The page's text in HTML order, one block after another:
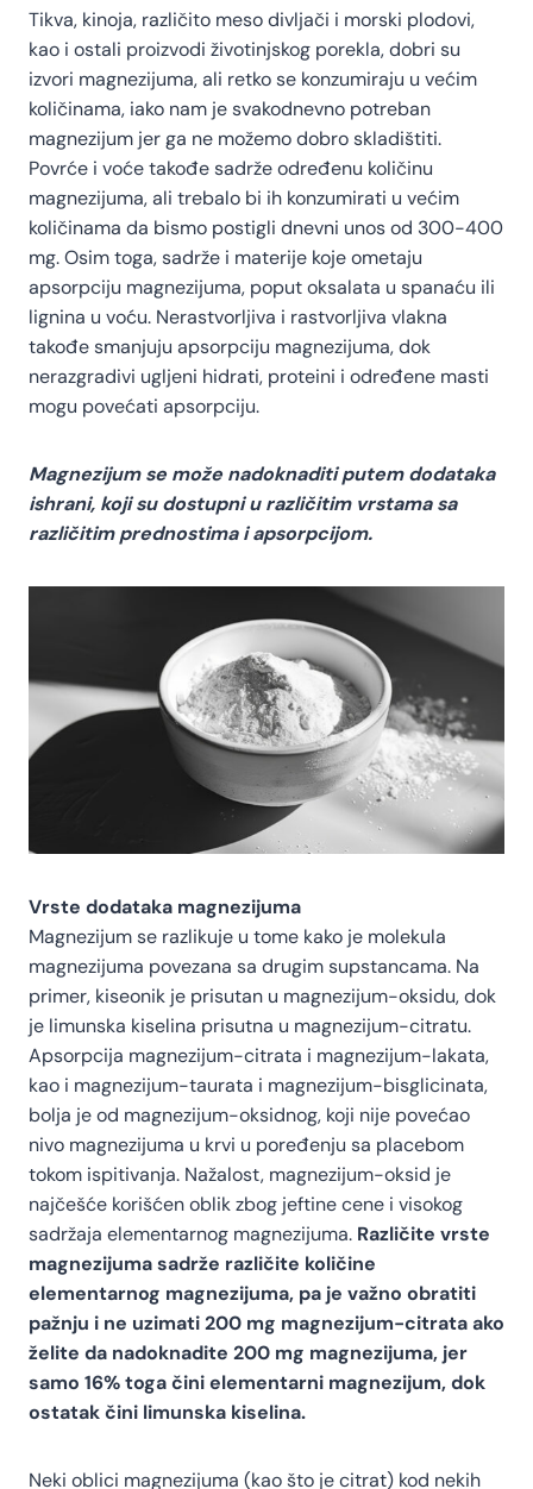
Tikva, kinoja, različito meso divljači i morski plodovi,
kao i ostali proizvodi životinjskog porekla, dobri su
izvori magnezijuma, ali retko se konzumiraju u većim
količinama, iako nam je svakodnevno potreban
magnezijum jer ga ne možemo dobro skladištiti.
Povrće i voće takođe sadrže određenu količinu
magnezijuma, ali trebalo bi ih konzumirati u većim
količinama da bismo postigli dnevni unos od 300-400
mg. Osim toga, sadrže i materije koje ometaju
apsorpciju magnezijuma, poput oksalata u spanaću ili
lignina u voću. Nerastvorljiva i rastvorljiva vlakna
takođe smanjuju apsorpciju magnezijuma, dok
nerazgradivi ugljeni hidrati, proteini i određene masti
mogu povećati apsorpciju.
Magnezijum se može nadoknaditi putem dodataka
ishrani, koji su dostupni u različitim vrstama sa
različitim prednostima i apsorpcijom.
Vrste dodataka magnezijuma
Magnezijum se razlikuje u tome kako je molekula
magnezijuma povezana sa drugim supstancama. Na
primer, kiseonik je prisutan u magnezijum-oksidu, dok
je limunska kiselina prisutna u magnezijum-citratu.
Apsorpcija magnezijum-citrata i magnezijum-lakata,
kao i magnezijum-taurata i magnezijum-bisglicinata,
bolja je od magnezijum-oksidnog, koji nije povećao
nivo magnezijuma u krvi u poređenju sa placebom
tokom ispitivanja. Nažalost, magnezijum-oksid je
najčešće korišćen oblik zbog jeftine cene i visokog
sadržaja elementarnog magnezijuma. Različite vrste
magnezijuma sadrže različite količine
elementarnog magnezijuma, pa je važno obratiti
pažnju i ne uzimati 200 mg magnezijum-citrata ako
želite da nadoknadite 200 mg magnezijuma, jer
samo 16% toga čini elementarni magnezijum, dok
ostatak čini limunska kiselina.
Neki oblici magnezijuma (kao što je citrat) kod nekih